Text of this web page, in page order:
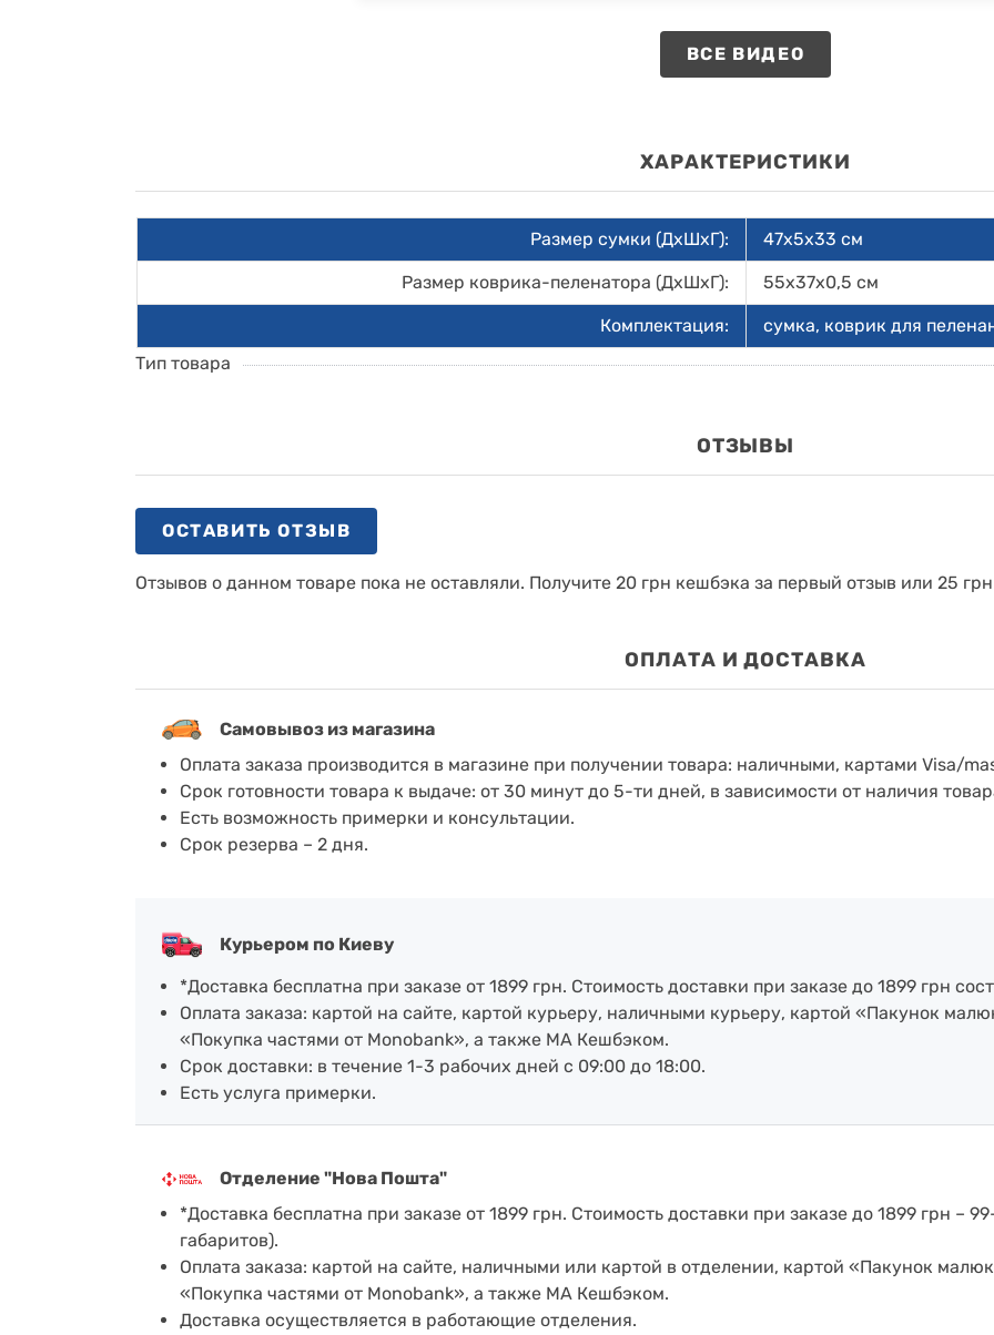
ВСЕ ВИДЕО
ХАРАКТЕРИСТИКИ
Размер сумки (ДхШхГ): 47х5х33 см
Размер коврика-пеленатора (ДхШхГ): 55х37х0,5 см
Комплектация:
сумка, коврик для
Тип товара
ОТЗЫВЫ
ОСТАВИТЬ ОТЗЫВ
Отзывов о данном товаре пока не оставляли. Получите 20 грн кешбэка за первый отзыв или 25
ОПЛАТА И ДОСТАВКА
Самовывоз из магазина
Оплата заказа производится в магазине при получении товара: наличными, картами Visa/
Срок готовности товара к выдаче: от 30 минут до 5-ти дней, в зависимости от наличия
Есть возможность примерки и консультации.
Срок резерва – 2 дня.
Курьером по Киеву
*Доставка бесплатна при заказе от 1899 грн. Стоимость доставки при заказе до 1899 грн
Оплата заказа: картой на сайте, картой курьеру, наличными курьеру, картой «Пакунок
«Покупка частями от Monobank», а также МА Кешбэком.
Срок доставки: в течение 1-3 рабочих дней с 09:00 до 18:00.
Есть услуга примерки.
Отделение "Нова Пошта"
*Доставка бесплатна при заказе от 1899 грн. Стоимость доставки при заказе до 1899 грн –
габаритов).
Оплата заказа: картой на сайте, наличными или картой в отделении, картой «Пакунок
«Покупка частями от Monobank», а также МА Кешбэком.
Доставка осуществляется в работающие отделения.